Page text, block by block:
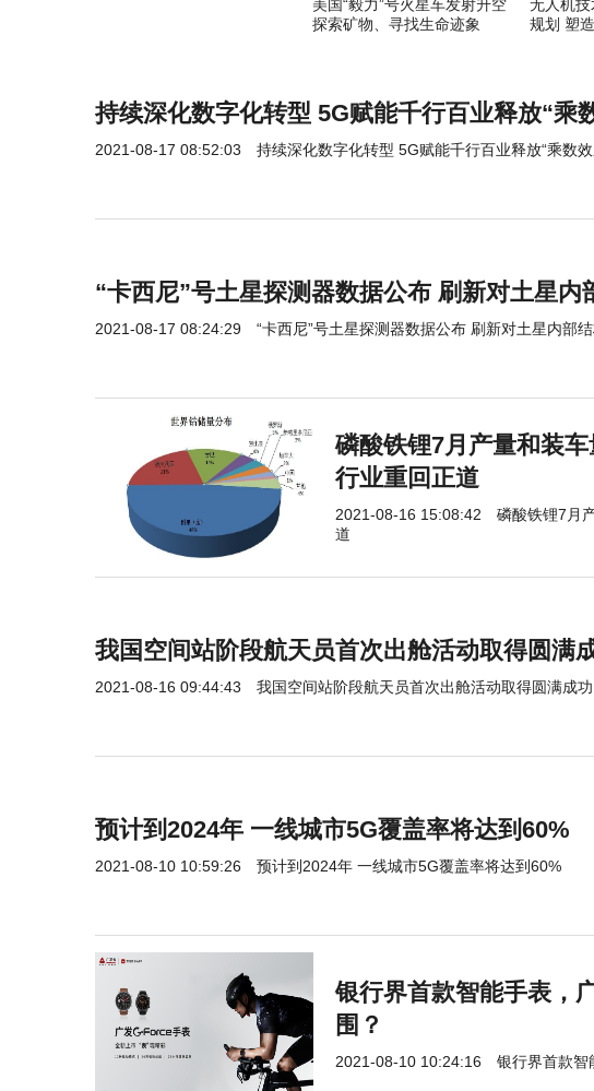
美国“毅力”号火星车发射升空
探索矿物、寻找生命迹象
无人机
规划 塑
持续深化数字化转型 5G赋能千行百业释放“乘
2021-08-17 08:52:03 持续深化数字化转型 5G赋能千行百业释放“乘数效
“卡西尼”号土星探测器数据公布 刷新对土星内
2021-08-17 08:24:29 “卡西尼”号土星探测器数据公布 刷新对土星内部
磷酸铁锂7月产量和装
行业重回正道
2021-08-16 15:08:42
磷酸铁锂7月
道
我国空间站阶段航天员首次出舱活动取得圆满
2021-08-16 09:44:43 我国空间站阶段航天员首次出舱活动取得圆满成功
预计到2024年 一线城市5G覆盖率将达到60%
2021-08-10 10:59:26 预计到2024年 一线城市5G覆盖率将达到60%
银行界首款智能手表，
围？
2021-08-10 10:24:16 银行界首款智